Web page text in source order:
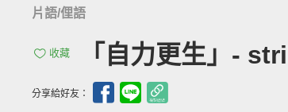
片語/俚語
收藏 「自力更生」-
分享給好友：